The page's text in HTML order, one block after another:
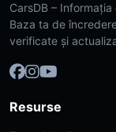
CarsDB –
Baza ta de
verificate și
Resurse